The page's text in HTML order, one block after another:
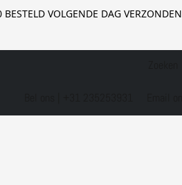
VOLGENDE DAG VERZONDEN